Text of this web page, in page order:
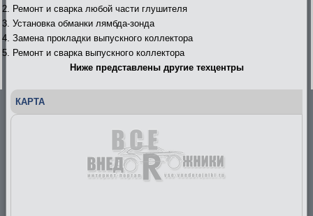
Ремонт и сварка любой части глушителя
Установка обманки лямбда-зонда
Замена прокладки выпускного коллектора
Ремонт и сварка выпускного коллектора
Ниже представлены другие техцентры
КАРТА